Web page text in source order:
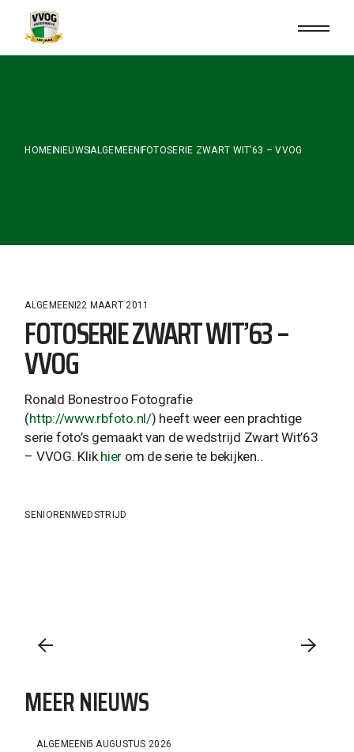
content
HOME NIEUWSALGEMEEN FOTOSERIE ZWART WIT’63 – VVOG
ALGEMEEN 22 MAART 2011
FOTOSERIE ZWART WIT’63 –
VVOG
Ronald Bonestroo Fotografie
(http://www.rbfoto.nl/) heeft weer een prachtige
serie foto’s gemaakt van de wedstrijd Zwart Wit’63
– VVOG. Klikhier om de serie te bekijken..
SENIOREN WEDSTRIJD
MEER NIEUWS
ALGEMEEN5 AUGUSTUS 2026